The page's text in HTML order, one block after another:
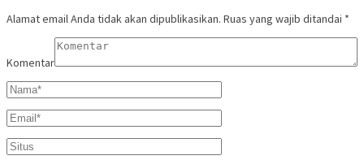
Alamat email Anda tidak akan dipublikasikan. Ruas yang wajib ditandai *
Komentar